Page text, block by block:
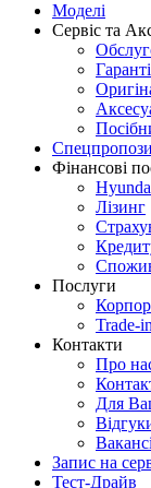
Моделі
Сервіс та
Фінансові
Лізинг
Послуги
Trade-in
Контакти
Про
Для
Запис на
Тест-Драйв